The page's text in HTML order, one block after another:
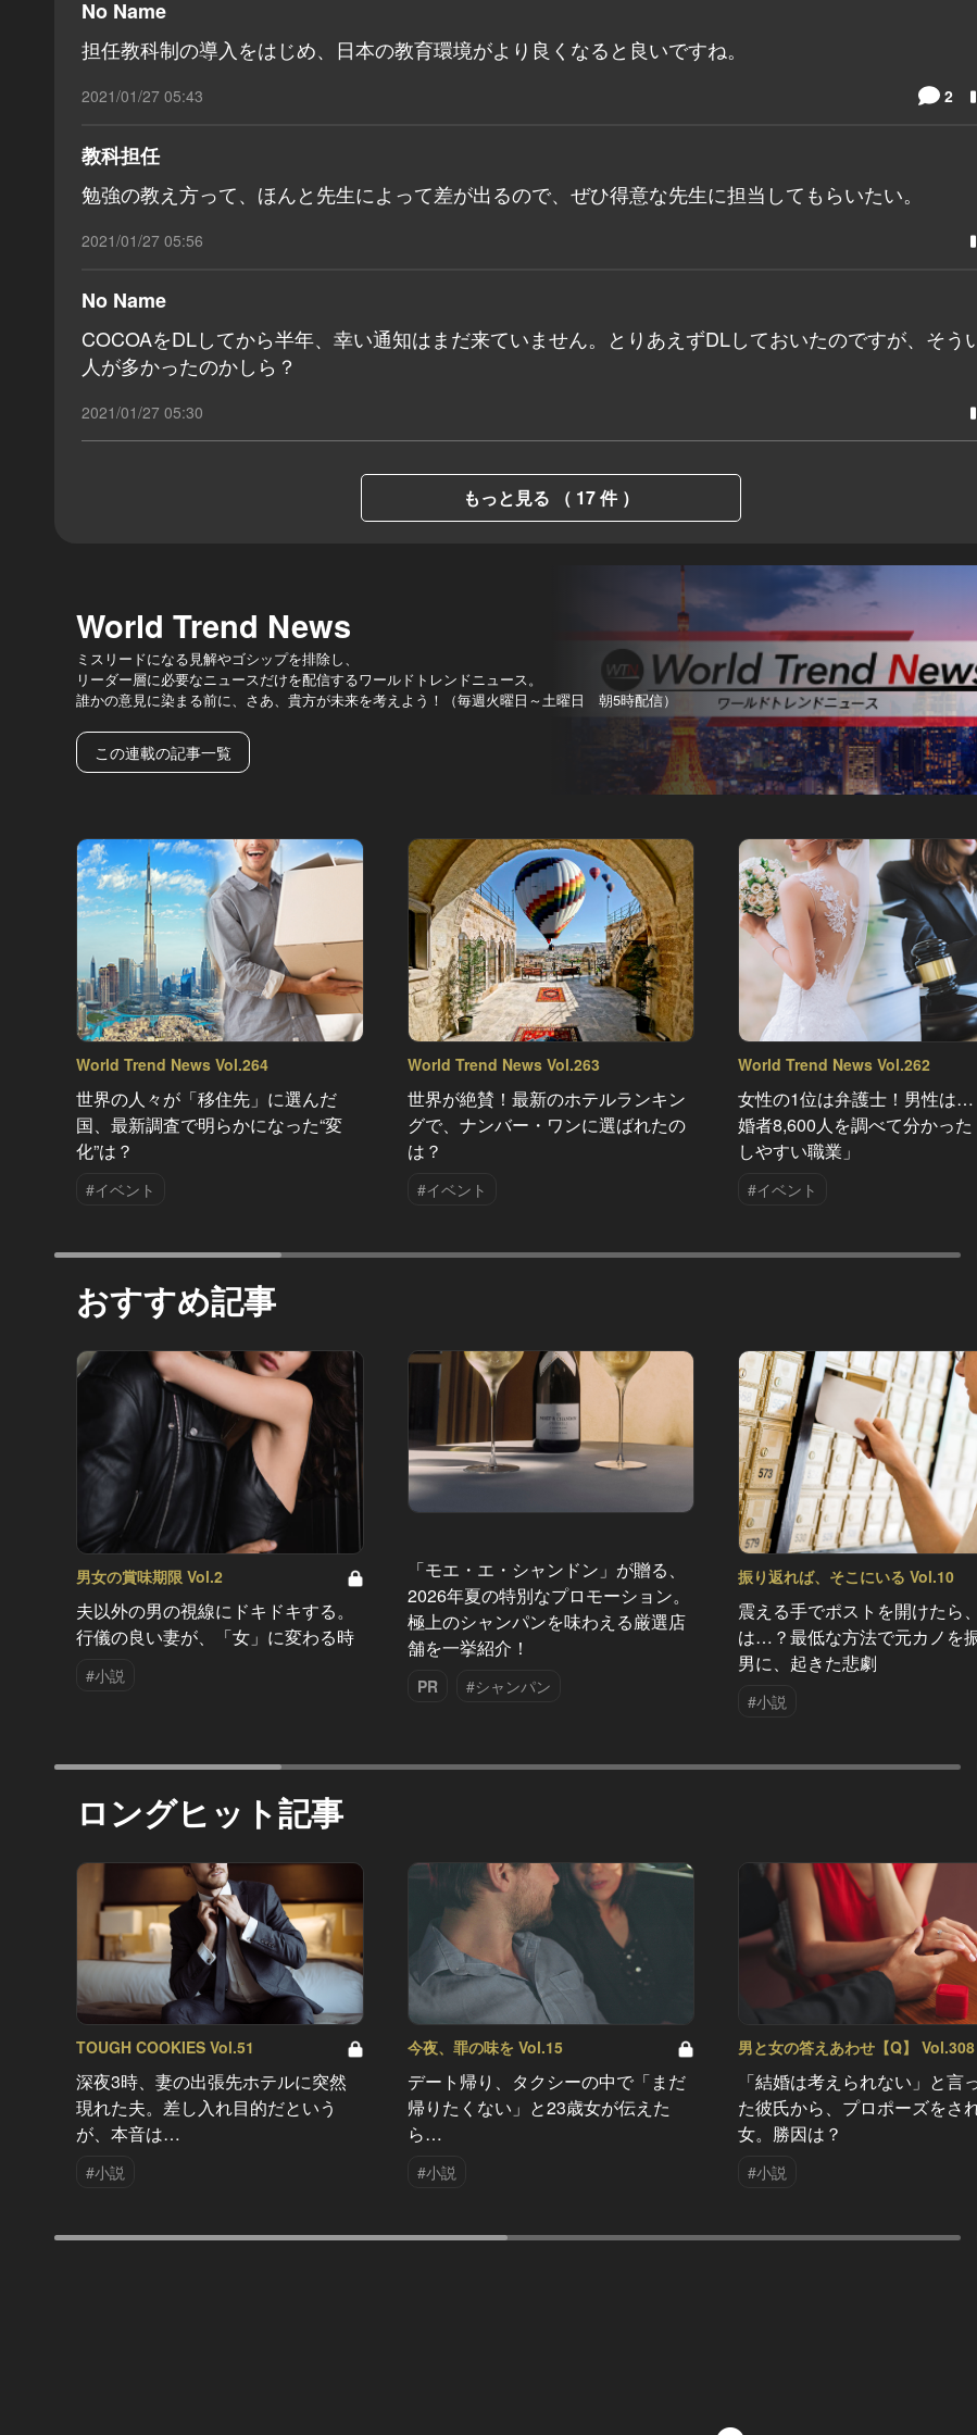
No Name
担任教科制の導入をはじめ、日本の教育環境がより良くなると良いですね。
2021/01/27 05:43 2
教科担任
勉強の教え方って、ほんと先生によって差が出るので、ぜひ得意な先生に担当してもらいたい。
2021/01/27 05:56
No Name
COCOAをDLしてから半年、幸い通知はまだ来ていません。とりあえずDLしておいたのですが、そう
人が多かったのかしら？
2021/01/27 05:30
もっと見る （ 17 件 ）
World Trend News
ミスリードになる見解やゴシップを排除し、
リーダー層に必要なニュースだけを配信するワールドトレンドニュース。
誰かの意見に染まる前に、さあ、貴方が未来を考えよう！（毎週火曜日～土曜日 朝5時配信）
この連載の記事一覧
World Trend News Vol.264
世界の人々が「移住先」に選んだ
国、最新調査で明らかになった“変
化”は？
#イベント
World Trend News Vol.263
世界が絶賛！最新のホテルランキン
グで、ナンバー・ワンに選ばれたの
は？
#イベント
World Trend News Vol.262
女性の1位は弁護士！男性は
婚者8,600人を調べて分かっ
しやすい職業」
#イベント
おすすめ記事
男女の賞味期限 Vol.2
夫以外の男の視線にドキドキする。
行儀の良い妻が、「女」に変わる時
#小説
「モエ・エ・シャンドン」が贈る、
2026年夏の特別なプロモーション。
極上のシャンパンを味わえる厳選店
舗を一挙紹介！
PR #シャンパン
振り返れば、そこにいる Vol.10
震える手でポストを開けたら
は…？最低な方法で元カノを
男に、起きた悲劇
#小説
ロングヒット記事
TOUGH COOKIES Vol.51
深夜3時、妻の出張先ホテルに突然
現れた夫。差し入れ目的だという
が、本音は…
#小説
今夜、罪の味を Vol.15
デート帰り、タクシーの中で「まだ
帰りたくない」と23歳女が伝えた
ら…
#小説
男と女の答えあわせ【Q】 Vol.308
「結婚は考えられない」と言
た彼氏から、プロポーズをさ
女。勝因は？
#小説